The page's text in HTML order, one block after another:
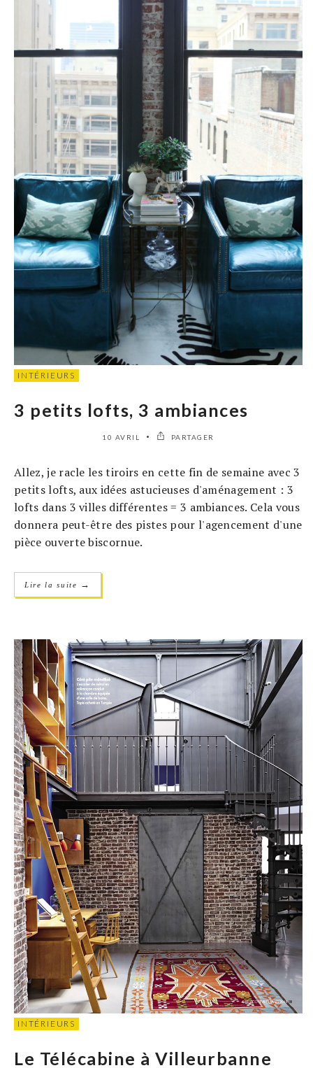
INTÉRIEURS
3 petits lofts, 3 ambiances
10 AVRIL PARTAGER
Allez, je racle les tiroirs en cette fin de semaine avec 3
petits lofts, aux idées astucieuses d'aménagement : 3
lofts dans 3 villes différentes = 3 ambiances. Cela vous
donnera peut-être des pistes pour l'agencement d'une
pièce ouverte biscornue.
Lire la suite →
INTÉRIEURS
Le Télécabine à Villeurbanne